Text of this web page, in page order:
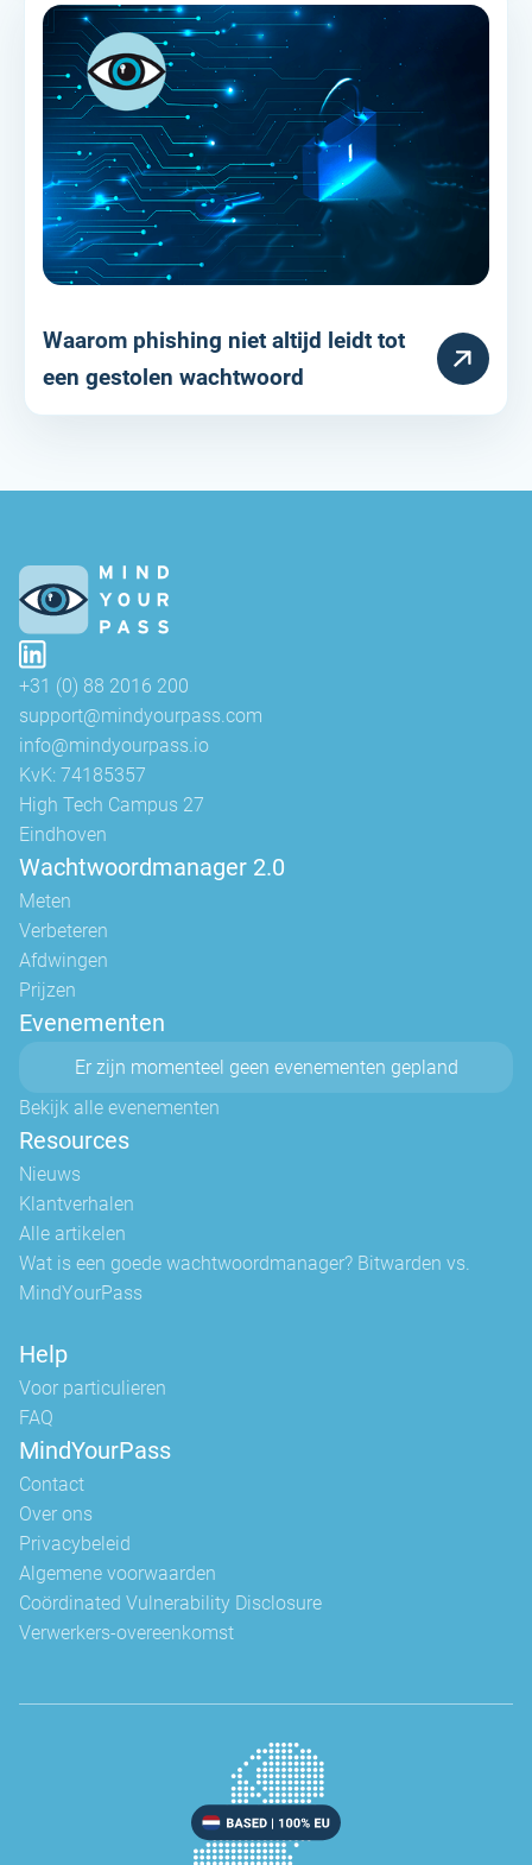
RESOURCE
Waarom phishing niet altijd leidt tot
een gestolen wachtwoord
+31 (0) 88 2016 200
support@mindyourpass.com
info@mindyourpass.io
KvK: 74185357
High Tech Campus 27
Eindhoven
Wachtwoordmanager 2.0
Meten
Verbeteren
Afdwingen
Prijzen
Evenementen
Er zijn momenteel geen evenementen gepland
Bekijk alle evenementen
Resources
Nieuws
Klantverhalen
Alle artikelen
Wat is een goede wachtwoordmanager? Bitwarden vs.
MindYourPass
Help
Voor particulieren
FAQ
MindYourPass
Contact
Over ons
Privacybeleid
Algemene voorwaarden
Coördinated Vulnerability Disclosure
Verwerkers-overeenkomst